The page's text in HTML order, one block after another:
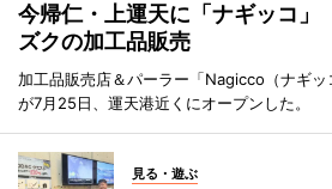
今帰仁・上運天に「ナギッコ
ズクの加工品販売
加工品販売店＆パーラー「Nagicco（ナギッ
が7月25日、運天港近くにオープンした。
見る・遊ぶ